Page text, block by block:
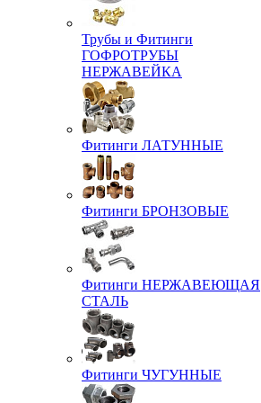
Трубы и Фитинги
ГОФРОТРУБЫ
НЕРЖАВЕЙКА
Фитинги ЛАТУННЫЕ
Фитинги БРОНЗОВЫЕ
Фитинги НЕРЖАВЕЮЩАЯ
СТАЛЬ
Фитинги ЧУГУННЫЕ